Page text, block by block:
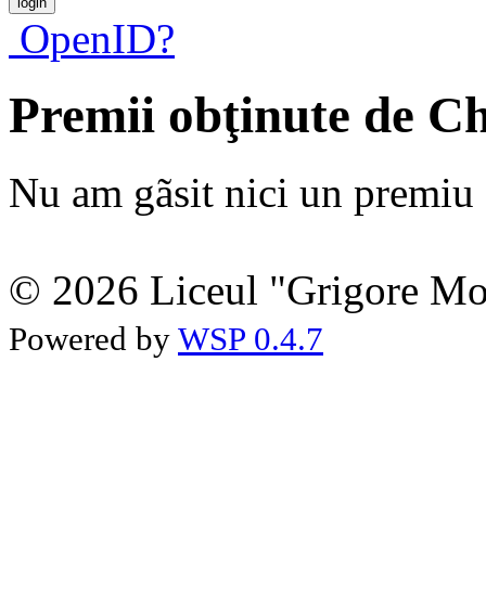
OpenID?
Premii obţinute de
Nu am gãsit nici un premiu
© 2026 Liceul "Grigore
Powered by WSP 0.4.7